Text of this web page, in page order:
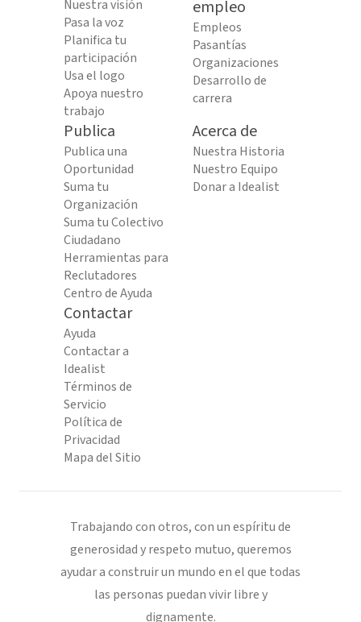
Nuestra visión
Pasa la voz
Planifica tu
participación
Usa el logo
Apoya nuestro
trabajo
empleo
Empleos
Pasantías
Organizaciones
Desarrollo de
carrera
Publica
Publica una
Oportunidad
Suma tu
Organización
Suma tu Colectivo
Ciudadano
Herramientas para
Reclutadores
Centro de Ayuda
Acerca de
Nuestra Historia
Nuestro Equipo
Donar a Idealist
Contactar
Ayuda
Contactar a
Idealist
Términos de
Servicio
Política de
Privacidad
Mapa del Sitio
Trabajando con otros, con un espíritu de
generosidad y respeto mutuo, queremos
ayudar a construir un mundo en el que todas
las personas puedan vivir libre y
dignamente.